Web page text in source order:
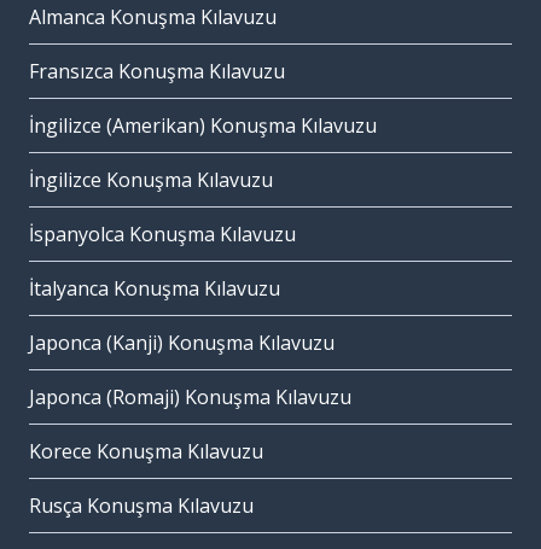
Almanca Konuşma Kılavuzu
Fransızca Konuşma Kılavuzu
İngilizce (Amerikan) Konuşma Kılavuzu
İngilizce Konuşma Kılavuzu
İspanyolca Konuşma Kılavuzu
İtalyanca Konuşma Kılavuzu
Japonca (Kanji) Konuşma Kılavuzu
Japonca (Romaji) Konuşma Kılavuzu
Korece Konuşma Kılavuzu
Rusça Konuşma Kılavuzu